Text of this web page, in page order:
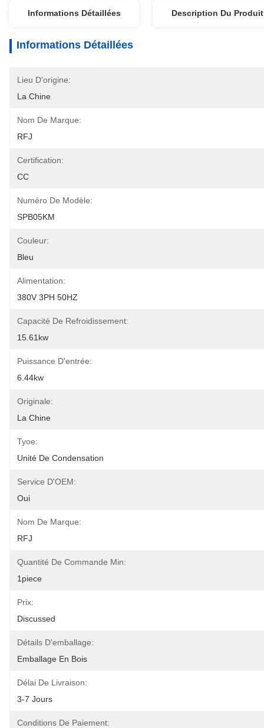
Informations Détaillées Description Du Produit
Informations Détaillées
Lieu D'origine:
La Chine
Nom De Marque:
RFJ
Certification:
CC
Numéro De Modèle:
SPB05KM
Couleur:
Bleu
Alimentation:
380V 3PH 50HZ
Capacité De Refroidissement:
15.61kw
Puissance D'entrée:
6.44kw
Originale:
La Chine
Tyoe:
Unité De Condensation
Service D'OEM:
Oui
Nom De Marque:
RFJ
Quantité De Commande Min:
1piece
Prix:
Discussed
Détails D'emballage:
Emballage En Bois
Délai De Livraison:
3-7 Jours
Conditions De Paiement: